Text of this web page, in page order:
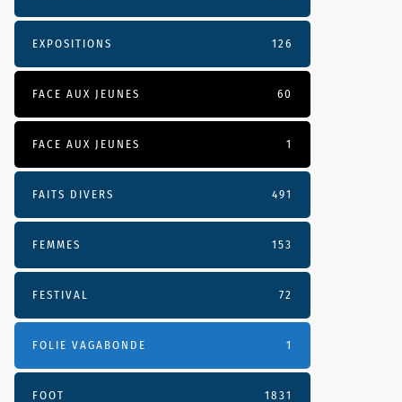
EXPOSITIONS 126
FACE AUX JEUNES 60
FACE AUX JEUNES 1
FAITS DIVERS 491
FEMMES 153
FESTIVAL 72
FOLIE VAGABONDE 1
FOOT 1831